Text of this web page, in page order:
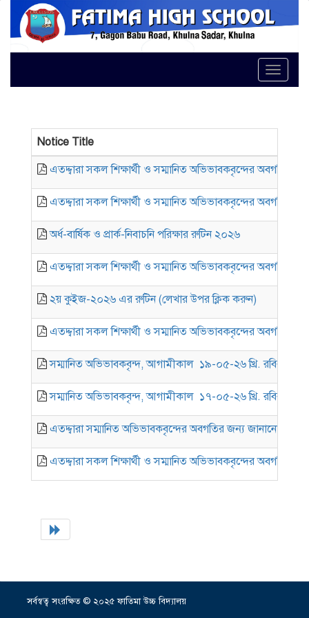
Notice Title
এতদ্দ্বারা সকল শিক্ষার্থী ও সম্মানিত অভিভাবকবৃন্দের অবগতির
এতদ্দ্বারা সকল শিক্ষার্থী ও সম্মানিত অভিভাবকবৃন্দের অবগতির
অর্ধ-বার্ষিক ও প্রার্ক-নিবাচনি পরিক্ষার রুটিন ২০২৬
এতদ্দ্বারা সকল শিক্ষার্থী ও সম্মানিত অভিভাবকবৃন্দের অবগতির
২য় কুইজ-২০২৬ এর রুটিন (লেখার উপর ক্লিক করুন)
এতদ্দ্বারা সকল শিক্ষার্থী ও সম্মানিত অভিভাবকবৃন্দের অবগতির
সম্মানিত অভিভাবকবৃন্দ, আগামীকাল ১৯-০৫-২৬ খ্রি. রবিবার
সম্মানিত অভিভাবকবৃন্দ, আগামীকাল ১৭-০৫-২৬ খ্রি. রবিবার
এতদ্দ্বারা সম্মানিত অভিভাবকবৃন্দের অবগতির জন্য জানানো
এতদ্দ্বারা সকল শিক্ষার্থী ও সম্মানিত অভিভাবকবৃন্দের অবগতির
সর্বস্বত্ব সংরক্ষিত © ২০২৫ ফাতিমা উচ্চ বিদ্যালয়